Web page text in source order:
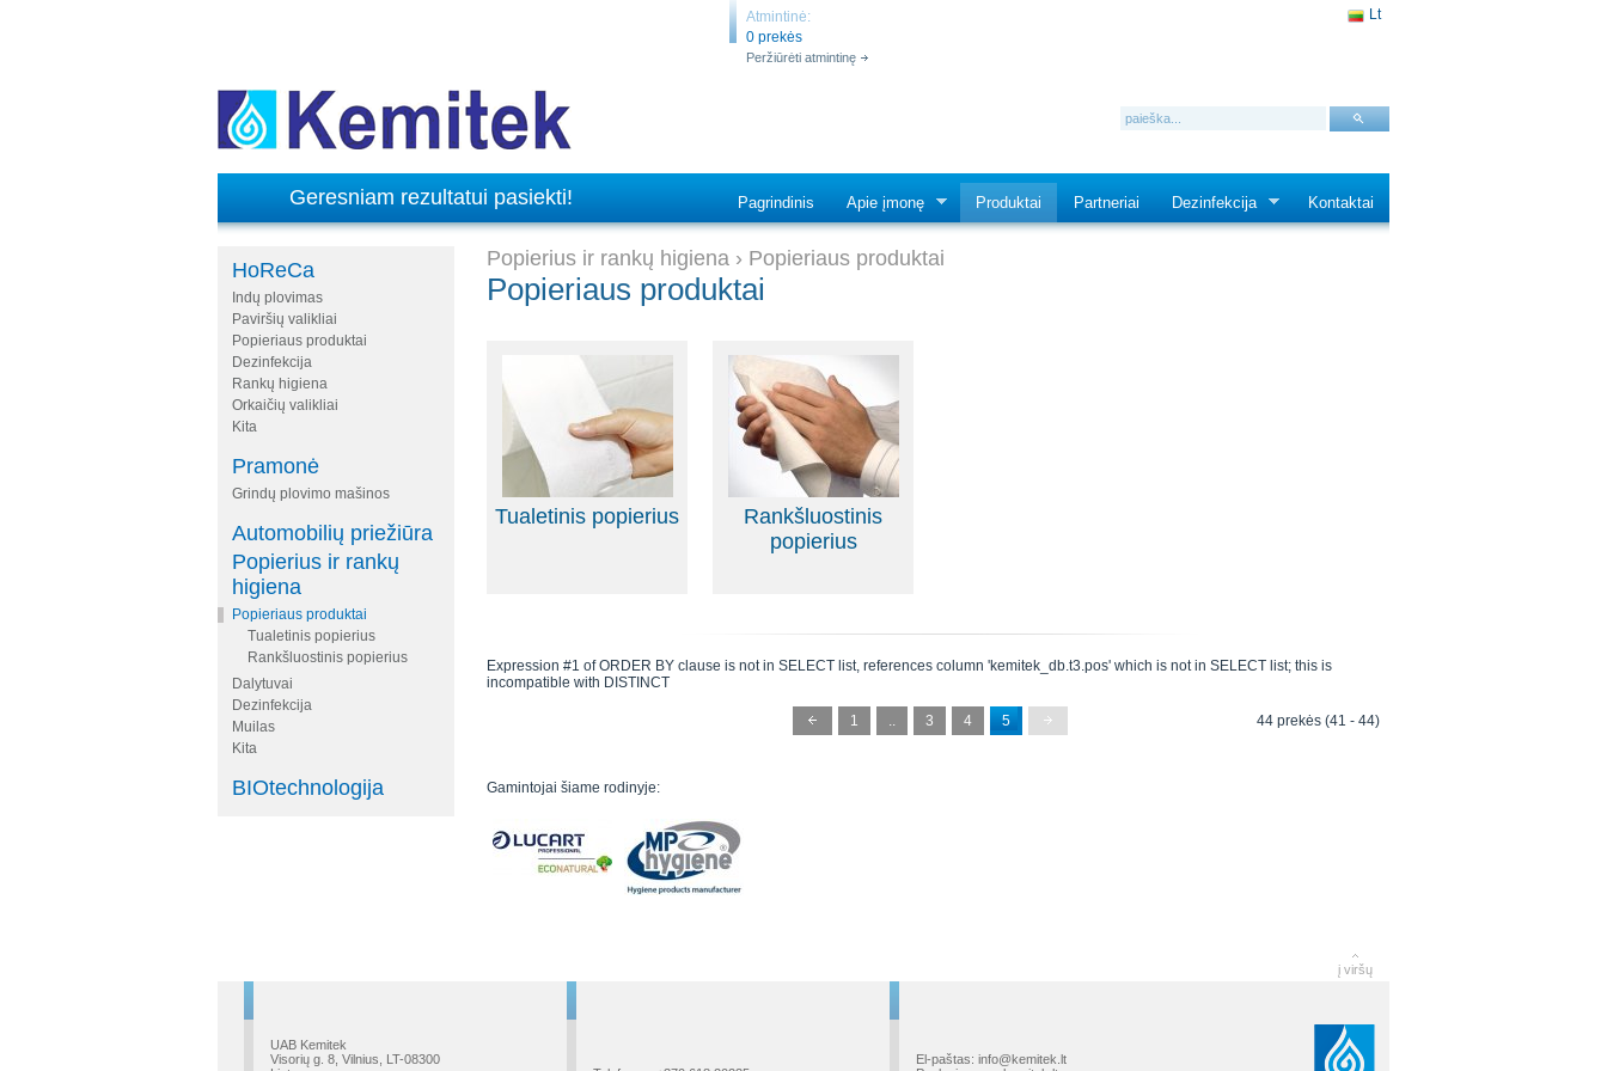
Atmintinė:
0 prekės
Peržiūrėti atmintinę
Lt
Geresniam rezultatui pasiekti! Pagrindinis Apie įmonę Produktai Partneriai Dezinfekcija Kontaktai
HoReCa
Indų plovimas
Paviršių valikliai
Popieriaus produktai
Dezinfekcija
Rankų higiena
Orkaičių valikliai
Kita
Pramonė
Grindų plovimo mašinos
Automobilių priežiūra
Popierius ir rankų
higiena
Popieriaus produktai
Tualetinis popierius
Rankšluostinis popierius
Dalytuvai
Dezinfekcija
Muilas
Kita
BIOtechnologija
Popierius ir rankų higiena › Popieriaus produktai
Popieriaus produktai
Tualetinis popierius
Rankšluostinis
popierius
Expression #1 of ORDER BY clause is not in SELECT list, references column 'kemitek_db.t3.pos' which is not in SELECT list; this is
incompatible with DISTINCT
1 .. 3 4 5 44 prekės (41 - 44)
Gamintojai šiame rodinyje:
į viršų
UAB Kemitek
Visorių g. 8, Vilnius, LT-08300
El-paštas: info@kemitek.lt